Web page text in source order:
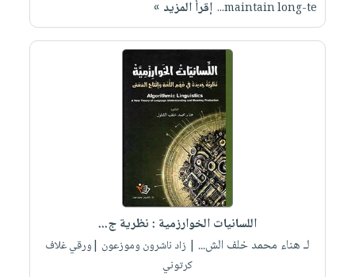
maintain long-te...
إقرأ المزيد »
اللسانيات الخوارزمية : نظرية ج...
لـ هناء محمد خلف الش... | زاد ناشرون وموزعون |ورقي غلاف
كرتوني